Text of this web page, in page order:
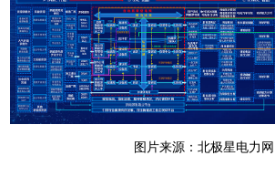
图片来源：北极星电力网